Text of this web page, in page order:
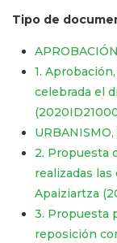
Tipo de
1.
celebrada el
URBANISMO,
2. Propuesta
realizadas
Apaiziartza
3. Propuesta
reposición